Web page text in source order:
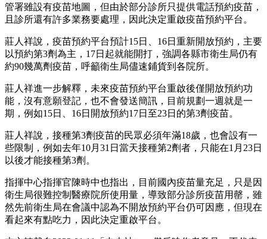
管署雖設有疫苗地圖，但由於部分診所只提供電話預約疫苗，
且診所還有許多業務要處理，因此決定重啟疫苗預約平台。
莊人祥說，疫苗預約平台預計15日、16日重新開放預約，主要
以預約第3劑為主，17日起就能開打，強調各縣市衛生局仍有
約90幾萬劑疫苗，呼籲衛生局儘速鋪貨到各院所。
莊人祥進一步解釋，未來疫苗預約平台重啟後僅開放預約功
能，沒有意願登記，也不會發送簡訊，目前規劃一週就是一
期，例如15日、16日開放預約17日至23日的第3劑疫苗。
莊人祥說，接種第3劑疫苗的民眾必須年滿18歲，也會設有一
些限制，例如去年10月31日當天接種第2劑者，只能在1月23日
以後才能接種第3劑。
指揮中心指揮官陳時中也指出，目前國內疫苗量充足，只是因
衛生局很難控制醫療院所使用量，導致部分診所疫苗用罄，雖
然先前衛生局在會議中認為不開放預約平台仍可因應，但現在
看起來有點吃力，因此決定重啟平台。